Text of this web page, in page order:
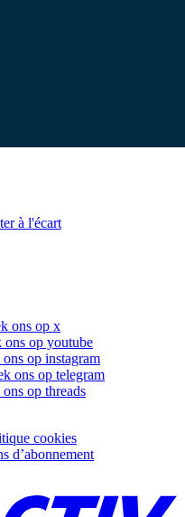
à l'écart
ons op x
ons op youtube
op instagram
ons op telegram
op threads
cookies
d’abonnement